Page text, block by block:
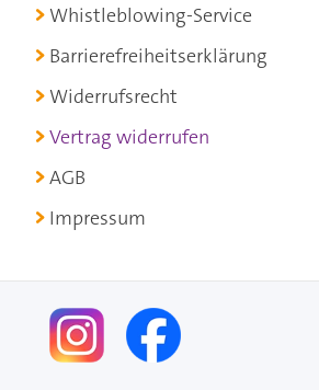
Whistleblowing-Service
Barrierefreiheitserklärung
Widerrufsrecht
Vertrag widerrufen
AGB
Impressum